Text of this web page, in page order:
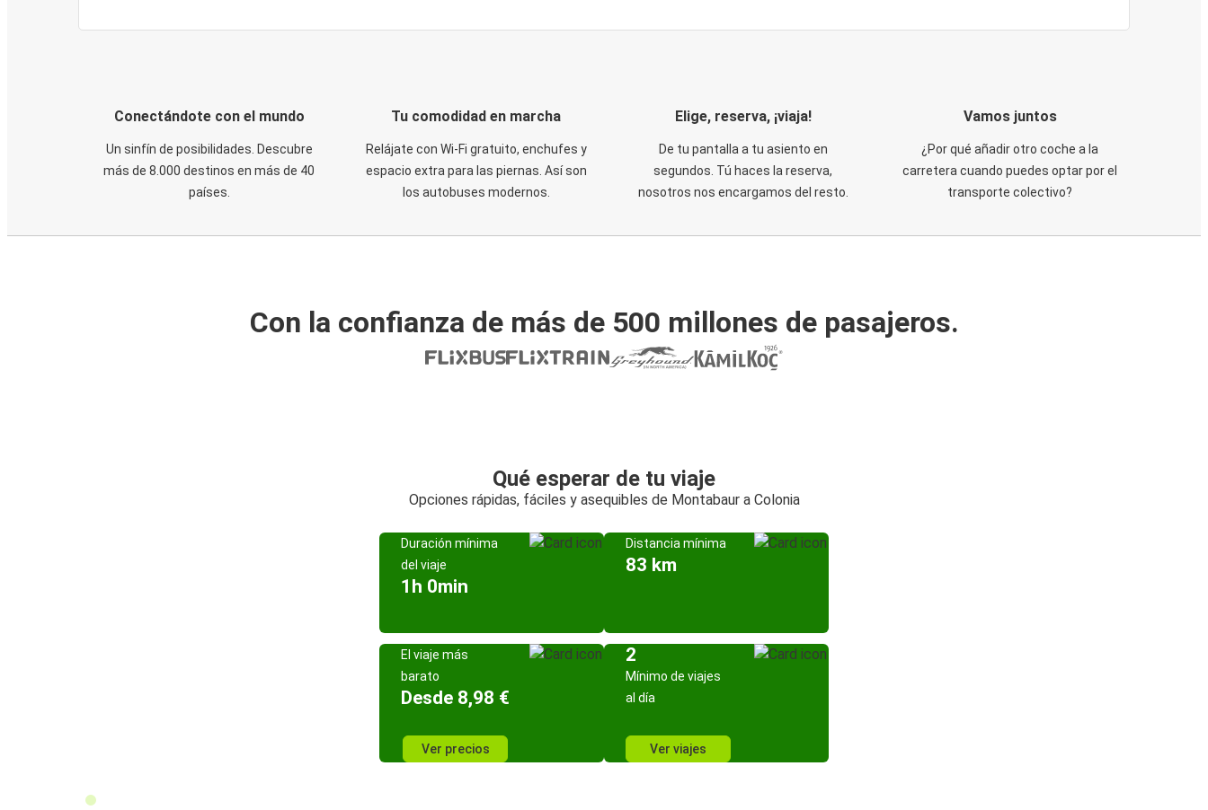
Conectándote con el mundo
Un sinfín de posibilidades. Descubre
más de 8.000 destinos en más de 40
países.
Tu comodidad en marcha
Relájate con Wi-Fi gratuito, enchufes y
espacio extra para las piernas. Así son
los autobuses modernos.
Elige, reserva, ¡viaja!
De tu pantalla a tu asiento en
segundos. Tú haces la reserva,
nosotros nos encargamos del resto.
Vamos juntos
¿Por qué añadir otro coche a la
carretera cuando puedes optar por el
transporte colectivo?
Con la confianza de más de 500 millones de pasajeros.
Qué esperar de tu viaje
Opciones rápidas, fáciles y asequibles de Montabaur a Colonia
Duración mínima
del viaje
1h 0min
Distancia mínima
83 km
El viaje más
barato
Desde 8,98 €
Ver precios
2
Mínimo de viajes
al día
Ver viajes